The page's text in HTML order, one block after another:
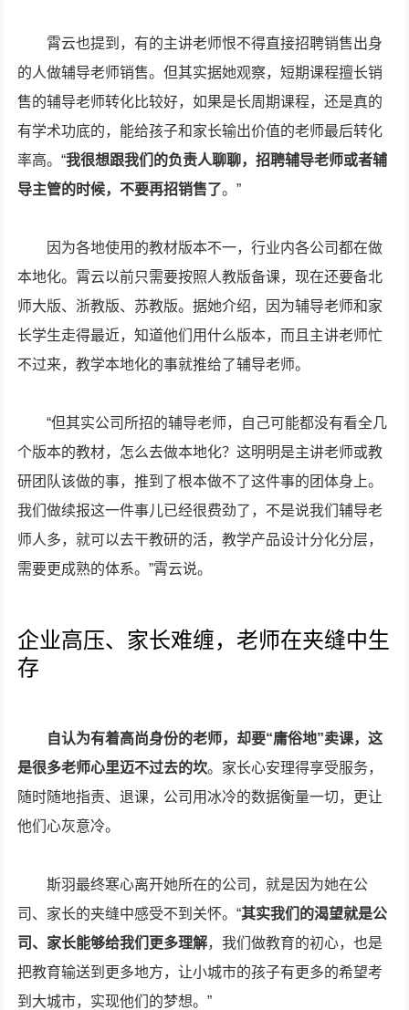
霄云也提到，有的主讲老师恨不得直接招聘销售出身
的人做辅导老师销售。但其实据她观察，短期课程擅长销
售的辅导老师转化比较好，如果是长周期课程，还是真的
有学术功底的，能给孩子和家长输出价值的老师最后转化
率高。“我很想跟我们的负责人聊聊，招聘辅导老师或者辅
导主管的时候，不要再招销售了。”
因为各地使用的教材版本不一，行业内各公司都在做
本地化。霄云以前只需要按照人教版备课，现在还要备北
师大版、浙教版、苏教版。据她介绍，因为辅导老师和家
长学生走得最近，知道他们用什么版本，而且主讲老师忙
不过来，教学本地化的事就推给了辅导老师。
“但其实公司所招的辅导老师，自己可能都没有看全几
个版本的教材，怎么去做本地化？这明明是主讲老师或教
研团队该做的事，推到了根本做不了这件事的团体身上。
我们做续报这一件事儿已经很费劲了，不是说我们辅导老
师人多，就可以去干教研的活，教学产品设计分化分层，
需要更成熟的体系。”霄云说。
企业高压、家长难缠，老师在夹缝中生
存
自认为有着高尚身份的老师，却要“庸俗地”卖课，这
是很多老师心里迈不过去的坎。家长心安理得享受服务，
随时随地指责、退课，公司用冰冷的数据衡量一切，更让
他们心灰意冷。
斯羽最终寒心离开她所在的公司，就是因为她在公
司、家长的夹缝中感受不到关怀。“其实我们的渴望就是公
司、家长能够给我们更多理解，我们做教育的初心，也是
把教育输送到更多地方，让小城市的孩子有更多的希望考
到大城市，实现他们的梦想。”